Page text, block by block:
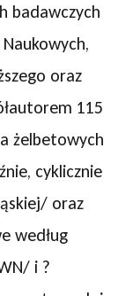
badawczych
oraz
115
żelbetowych
cyklicznie
oraz
według
i ?